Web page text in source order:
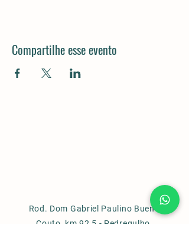
Compartilhe esse evento
Rod. Dom Gabriel Paulino Bueno
Couto, km 92,5 - Pedregulho,